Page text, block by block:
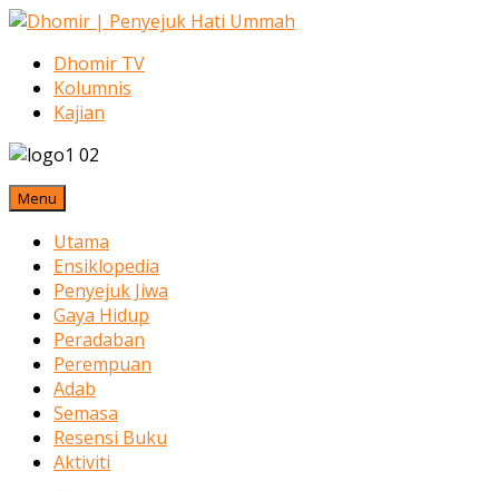
Dhomir TV
Kolumnis
Kajian
Menu
Utama
Ensiklopedia
Penyejuk Jiwa
Gaya Hidup
Peradaban
Perempuan
Adab
Semasa
Resensi Buku
Aktiviti